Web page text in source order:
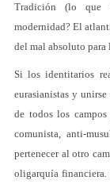
Tradición (lo que
modernidad? El
del mal absoluto
Si los identitarios
eurasianistas y
de todos los
comunista, anti-
pertenecer al otro
oligarquía financiera.